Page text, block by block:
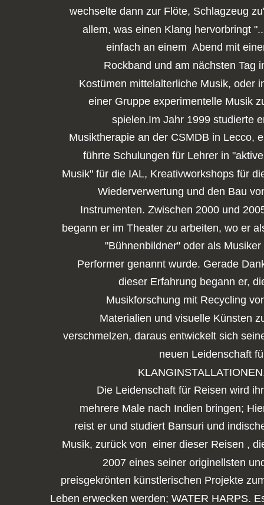
wechselte dann zur Flöte, Schlagzeug
allem, was einen Klang hervorbringt
einfach an einem  Abend mit
Rockband und am nächsten Tag
Kostümen mittelalterliche Musik, oder
einer Gruppe experimentelle Musik
spielen.Im Jahr 1999 studierte
Musiktherapie an der CSMDB in Lecco,
führte Schulungen für Lehrer in
Musik" für die IAL, Kreativworkshops für
Wiederverwertung und den Bau
Instrumenten. Zwischen 2000 und
begann er im Theater zu arbeiten, wo er
"Bühnenbildner" oder als
Performer genannt wurde. Gerade
dieser Erfahrung begann er,
Musikforschung mit Recycling
Materialien und visuelle Künsten
verschmelzen, daraus entwickelt sich
neuen Leidenschaft
Die Leidenschaft für Reisen wird
mehrere Male nach Indien bringen;
reist er und studiert Bansuri und
Musik, zurück von  einer dieser Reisen ,
2007 eines seiner originellsten
preisgekrönten künstlerischen Projekte
Leben erwecken werden; WATER HARPS.